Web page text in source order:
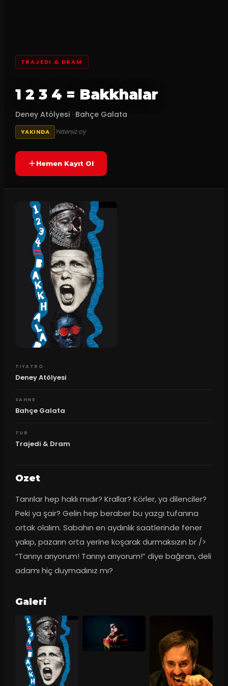
TRAJEDI & DRAM
1 2 3 4 = Bakkhalar
Deney Atölyesi · Bahçe Galata
YAKINDA Yetersiz oy
Hemen Kayıt Ol
TIYATRO
Deney Atölyesi
SAHNE
Bahçe Galata
TUR
Trajedi & Dram
Ozet
Tanrılar hep haklı mıdır? Krallar? Körler, ya dilenciler?
Peki ya şair? Gelin hep beraber bu yazgı tufanına
ortak olalım. Sabahın en aydınlık saatlerinde fener
yakıp, pazarın orta yerine koşarak durmaksızın br />
“Tanrıyı arıyorum! Tanrıyı arıyorum!” diye bağıran, deli
adamı hiç duymadınız mı?
Galeri